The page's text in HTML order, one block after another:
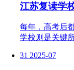
江苏复读学
每年，高考后
学校则是关键
31 2025-07